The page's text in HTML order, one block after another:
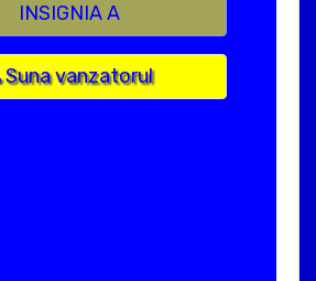
INSIGNIA A
Suna vanzatorul